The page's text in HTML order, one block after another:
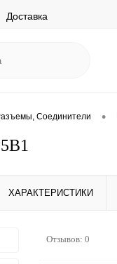
Доставка
Соединители •
ХАРАКТЕРИСТИКИ
Отзывов: 0